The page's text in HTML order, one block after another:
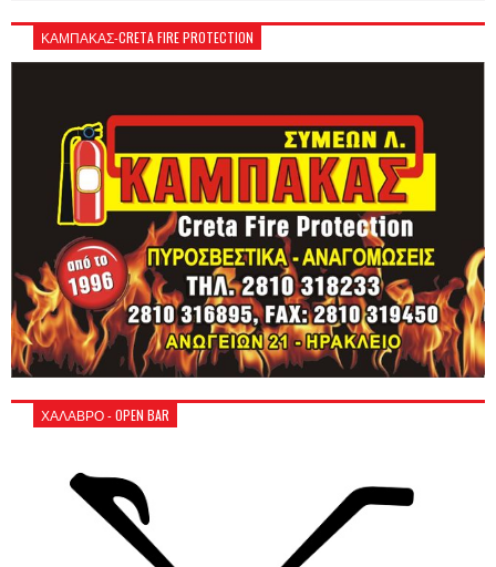
ΚΑΜΠΑΚΑΣ-CRETA FIRE PROTECTION
ΧΑΛΑΒΡΟ - OPEN BAR